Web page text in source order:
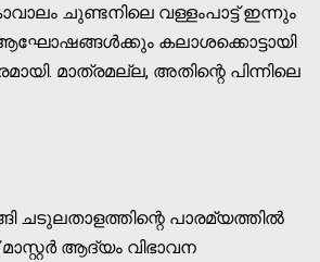
ചുണ്ടനിലെ വള്ളംപാട്ട് ഇന്നും
കലാശക്കൊട്ടായി
മാത്രമല്ല, അതിന്റെ പിന്നിലെ
ചടുലതാളത്തിന്റെ പാരമ്യത്തില്‍
ആദ്യം വിഭാവന